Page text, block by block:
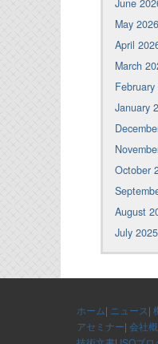
June
May
April
March
January
October
August
July
ホーム| ニュース|
アセミナー| 会社